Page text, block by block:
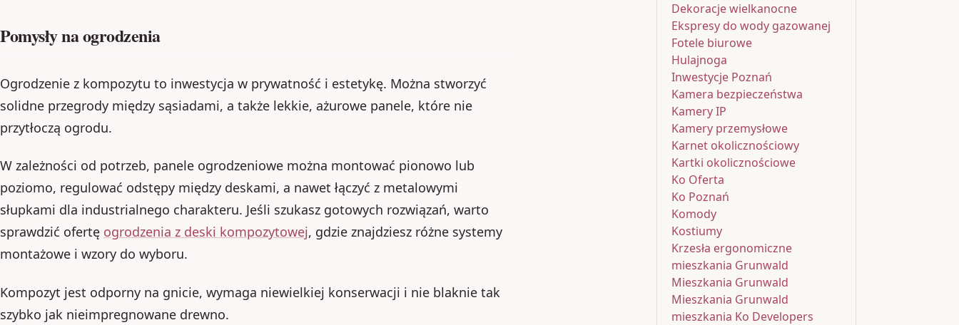
Pomysły na ogrodzenia
Ogrodzenie z kompozytu to inwestycja w prywatność i estetykę. Można stworzyć
solidne przegrody między sąsiadami, a także lekkie, ażurowe panele, które nie
przytłoczą ogrodu.
W zależności od potrzeb, panele ogrodzeniowe można montować pionowo lub
poziomo, regulować odstępy między deskami, a nawet łączyć z metalowymi
słupkami dla industrialnego charakteru. Jeśli szukasz gotowych rozwiązań, warto
sprawdzić ofertę ogrodzenia z deski kompozytowej, gdzie znajdziesz różne systemy
montażowe i wzory do wyboru.
Kompozyt jest odporny na gnicie, wymaga niewielkiej konserwacji i nie blaknie tak
szybko jak nieimpregnowane drewno.
Dekoracje wielkanocne
Ekspresy do wody gazowanej
Fotele biurowe
Hulajnoga
Inwestycje Poznań
Kamera bezpieczeństwa
Kamery IP
Kamery przemysłowe
Karnet okolicznościowy
Kartki okolicznościowe
Ko Oferta
Ko Poznań
Komody
Kostiumy
Krzesła ergonomiczne
mieszkania Grunwald
Mieszkania Grunwald
Mieszkania Grunwald
mieszkania Ko Developers